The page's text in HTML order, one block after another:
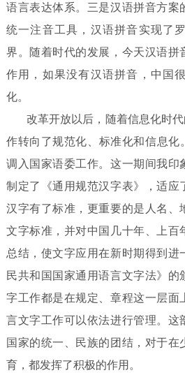
语言表达体系。三是汉语拼音方案
统一注音工具，汉语拼音实现了
界。随着时代的发展，今天汉语拼
作用，如果没有汉语拼音，中国
化。
改革开放以后，随着信息化时
作转向了规范化、标准化和信息化
调入国家语委工作。这一期间我印
制定了《通用规范汉字表》，适应
汉字有了标准，更重要的是人名、
文字标准，并对中国几十年、上百
总结，使文字应用在新时期得到进
民共和国国家通用语言文字法》的
字工作都是在规定、章程这一层面
言文字工作可以依法进行管理。这
国家的统一、民族的团结，对于在
育，都发挥了积极的作用。